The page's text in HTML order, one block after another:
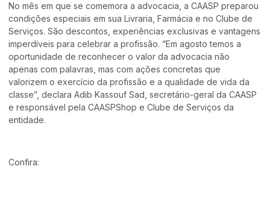
No mês em que se comemora a advocacia, a CAASP preparou
condições especiais em sua Livraria, Farmácia e no Clube de
Serviços. São descontos, experiências exclusivas e vantagens
imperdíveis para celebrar a profissão. “Em agosto temos a
oportunidade de reconhecer o valor da advocacia não
apenas com palavras, mas com ações concretas que
valorizem o exercício da profissão e a qualidade de vida da
classe”, declara Adib Kassouf Sad, secretário-geral da CAASP
e responsável pela CAASPShop e Clube de Serviços da
entidade.
Confira: